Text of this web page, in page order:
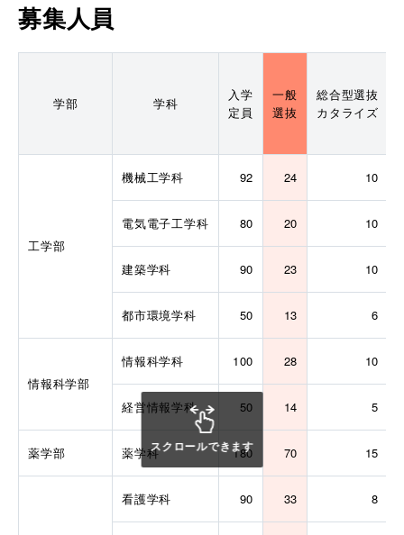
募集人員
学部 学科
入学
定員
一般
選抜
総合型選抜
カタライズ
工学部
機械工学科 92 24 10
電気電子工学科 80 20 10
建築学科 90 23 10
都市環境学科 50 13 6
情報科学部
情報科学科 100 28 10
経営情報学科 50 14 5
薬学部 薬学科 180 70 15
看護学科 90 33 8
スクロールできます